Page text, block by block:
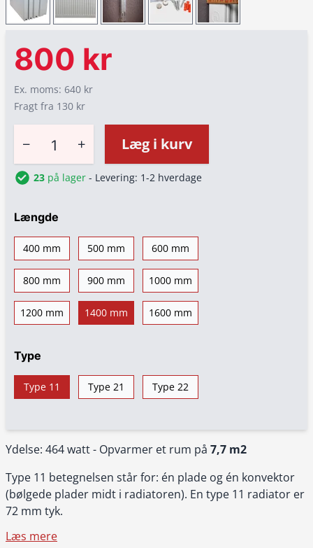
Ydelse: 464 watt - Opvarmer et rum på 7,7 m2
Type 11 betegnelsen står for: én plade og én konvektor
(bølgede plader midt i radiatoren). En type 11 radiator er
72 mm tyk.
Læs mere
800 kr
Ex. moms: 640 kr
Fragt fra 130 kr
− + Læg i kurv
23 på lager - Levering: 1-2 hverdage
Længde
400 mm 500 mm 600 mm
800 mm 900 mm 1000 mm
1200 mm 1400 mm 1600 mm
Type
Type 11 Type 21 Type 22